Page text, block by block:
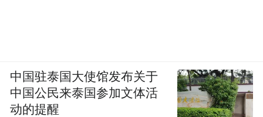
中国驻泰国大使馆发布关于
中国公民来泰国参加文体活
动的提醒